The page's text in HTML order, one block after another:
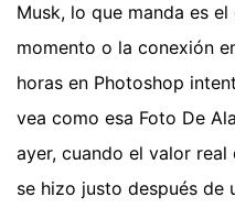
Musk, lo que manda es
momento o la conexión
horas en Photoshop
vea como esa Foto De
ayer, cuando el valor
se hizo justo después de